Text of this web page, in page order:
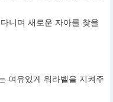
니며 새로운 자아를 찾을
여유있게 워라벨을 지켜주